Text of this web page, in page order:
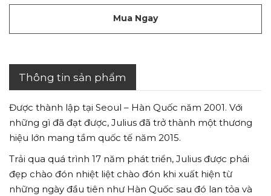
Mua Ngay
Thông tin sản phẩm
Được thành lập tại Seoul – Hàn Quốc năm 2001. Với
những gì đã đạt được, Julius đã trở thành một thương
hiệu lớn mang tầm quốc tế năm 2015.
Trải qua quá trình 17 năm phát triển, Julius được phái
đẹp chào đón nhiệt liệt chào đón khi xuất hiện từ
những ngày đầu tiên như Hàn Quốc sau đó lan tỏa và